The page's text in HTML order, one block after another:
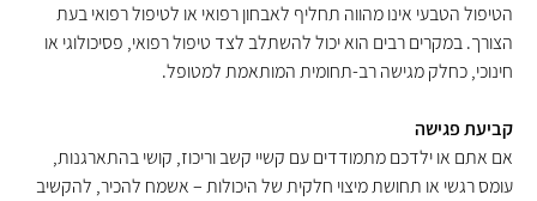
הטיפול הטבעי אינו מהווה תחליף לאבחון רפואי או לטיפול רפואי בעת
הצורך. במקרים רבים הוא יכול להשתלב לצד טיפול רפואי, פסיכולוגי או
חינוכי, כחלק מגישה רב-תחומית המותאמת למטופל.
קביעת פגישה
אם אתם או ילדכם מתמודדים עם קשיי קשב וריכוז, קושי בהתארגנות,
עומס רגשי או תחושת מיצוי חלקית של היכולות – אשמח להכיר, להקשיב